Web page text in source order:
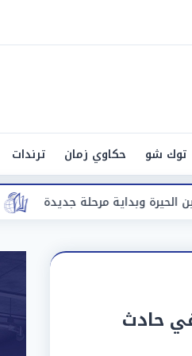
توك شو حكاوي زمان ترندات
«مقاضاة جديدة
7 أشخاص في حادث